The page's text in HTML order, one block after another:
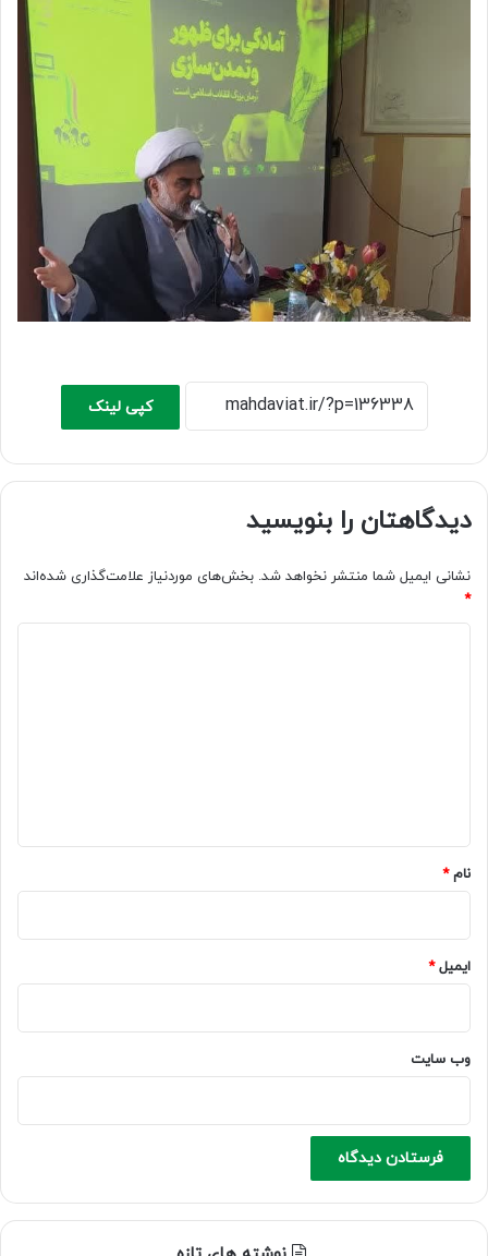
کپی لینک
دیدگاهتان را بنویسید
نشانی ایمیل شما منتشر نخواهد شد. بخش‌های موردنیاز علامت‌گذاری شده‌اند
*
نام*
ایمیل*
وب‌ سایت